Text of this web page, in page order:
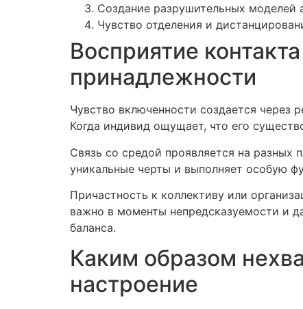
Создание разрушительных моделей
Чувство отделения и
Восприятие
принадлежности
Чувство включенности создается
Когда индивид ощущает, что его
Связь со средой проявляется на
уникальные черты и выполняет особую
Причастность к коллективу или
важно в моменты непредсказуемости и
баланса.
Каким образом
настроение